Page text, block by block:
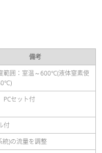
備考
範囲：室温～600℃(液体窒素使
PCセット付
付
統)の流量を調整